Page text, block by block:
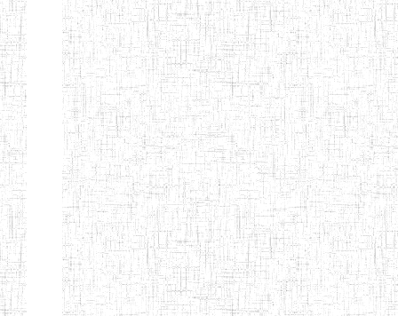
PERFORMANCE
ENIET PRIVEE
LES FERMIONS
25/07/2013 ENIET
ENIET PRIVEE DE
L'OUEST
17/04/2014 ENIET
ENIET LE
NORMALIEN
CITOYEN
30/10/2014 ENIET
ENIEG PRIVEE
04/08/2010 ENIEG